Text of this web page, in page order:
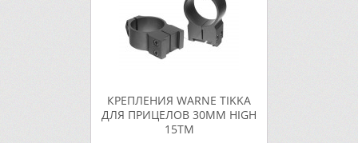
КРЕПЛЕНИЯ WARNE TIKKA
ДЛЯ ПРИЦЕЛОВ 30ММ HIGH
15TM